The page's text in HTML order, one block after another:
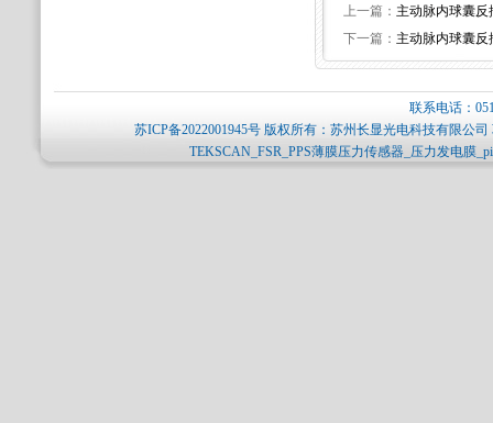
上一篇： 主动脉内球囊
下一篇： 主动脉内球囊
联系电话：
苏ICP备2022001945号 版权所有：苏州长显光电科技有限公
TEKSCAN_FSR_PPS薄膜压力传感器_压力发电膜